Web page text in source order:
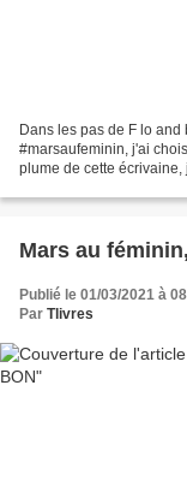
Dans les pas de F lo
#marsaufeminin, j'ai
plume de cette
Mars au
Publié le 01/03/2021 à
Par Tlivres